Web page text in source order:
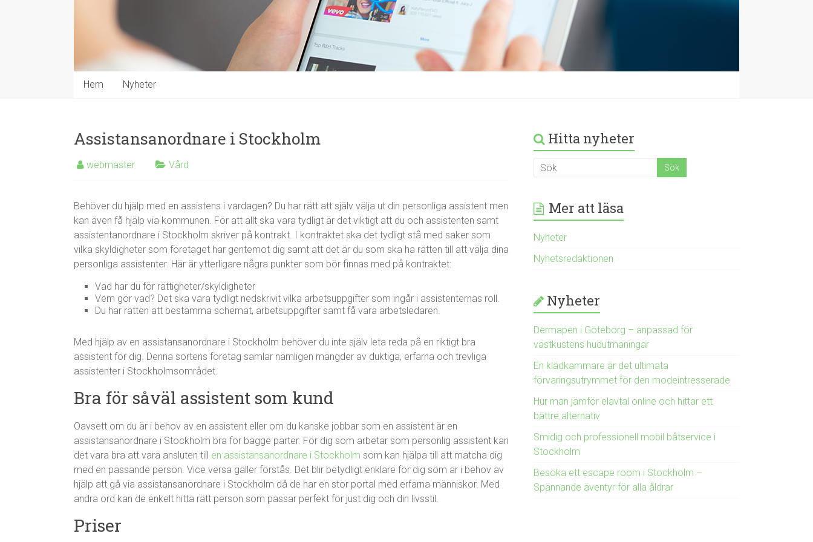
Hem Nyheter
Assistansanordnare i Stockholm
webmaster Vård
Behöver du hjälp med en assistens i vardagen? Du har rätt att själv välja ut din personliga assistent men
kan även få hjälp via kommunen. För att allt ska vara tydligt är det viktigt att du och assistenten samt
assistentanordnare i Stockholm skriver på kontrakt. I kontraktet ska det tydligt stå med saker som
vilka skyldigheter som företaget har gentemot dig samt att det är du som ska ha rätten till att välja dina
personliga assistenter. Här är ytterligare några punkter som bör finnas med på kontraktet:
Vad har du för rättigheter/skyldigheter
Vem gör vad? Det ska vara tydligt nedskrivit vilka arbetsuppgifter som ingår i assistenternas roll.
Du har rätten att bestämma schemat, arbetsuppgifter samt få vara arbetsledaren.
Med hjälp av en assistansanordnare i Stockholm behöver du inte själv leta reda på en riktigt bra
assistent för dig. Denna sortens företag samlar nämligen mängder av duktiga, erfarna och trevliga
assistenter i Stockholmsområdet.
Bra för såväl assistent som kund
Oavsett om du är i behov av en assistent eller om du kanske jobbar som en assistent är en
assistansanordnare i Stockholm bra för bägge parter. För dig som arbetar som personlig assistent kan
det vara bra att vara ansluten till en assistansanordnare i Stockholm som kan hjälpa till att matcha dig
med en passande person. Vice versa gäller förstås. Det blir betydligt enklare för dig som är i behov av
hjälp att gå via assistansanordnare i Stockholm då de har en stor portal med erfarna människor. Med
andra ord kan de enkelt hitta rätt person som passar perfekt för just dig och din livsstil.
Priser
Hitta nyheter
Mer att läsa
Nyheter
Nyhetsredaktionen
Nyheter
Dermapen i Göteborg – anpassad för
västkustens hudutmaningar
En klädkammare är det ultimata
förvaringsutrymmet för den modeintresserade
Hur man jämför elavtal online och hittar ett
bättre alternativ
Smidig och professionell mobil båtservice i
Stockholm
Besöka ett escape room i Stockholm –
Spännande äventyr för alla åldrar